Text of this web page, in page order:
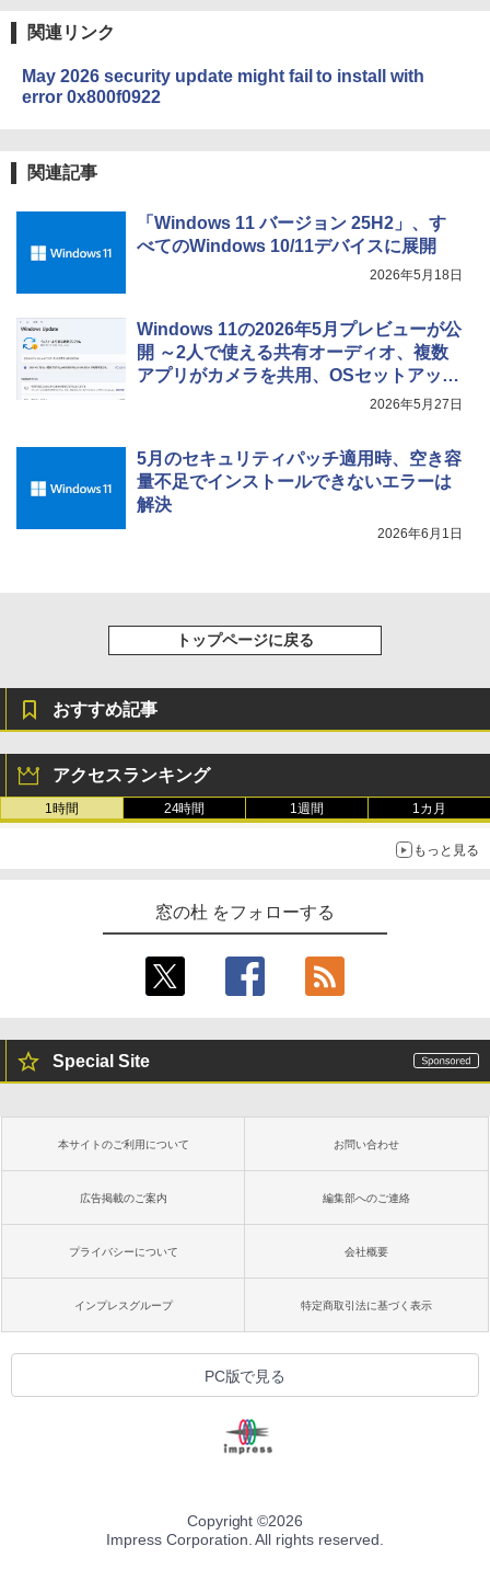
関連リンク
May 2026 security update might fail to install with
error 0x800f0922
関連記事
「Windows 11 バージョン 25H2」、す
べてのWindows 10/11デバイスに展開
2026年5月18日
Windows 11の2026年5月プレビューが公
開 ～2人で使える共有オーディオ、複数
アプリがカメラを共用、OSセットアップ
時にユーザーフォルダーの名前をGUIで
2026年5月27日
5月のセキュリティパッチ適用時、空き容
量不足でインストールできないエラーは
解決
2026年6月1日
トップページに戻る
おすすめ記事
アクセスランキング
1時間 24時間 1週間 1カ月
もっと見る
窓の杜 をフォローする
Special Site
本サイトのご利用について お問い合わせ
広告掲載のご案内 編集部へのご連絡
プライバシーについて 会社概要
インプレスグループ 特定商取引法に基づく表示
PC版で見る
Copyright ©2026
Impress Corporation. All rights reserved.